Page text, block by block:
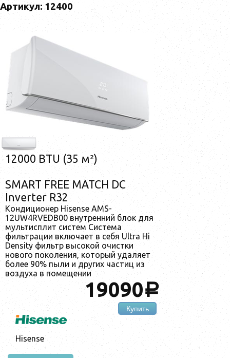
Артикул: 12400
12000 BTU (35 м²)
SMART FREE MATCH DC
Inverter R32
Кондиционер Hisense AMS-
12UW4RVEDB00 внутренний блок для
мультисплит систем Система
фильтрации включает в себя Ultra Hi
Density фильтр высокой очистки
нового поколения, который удаляет
более 90% пыли и других частиц из
воздуха в помещении
19090a
Купить
Hisense